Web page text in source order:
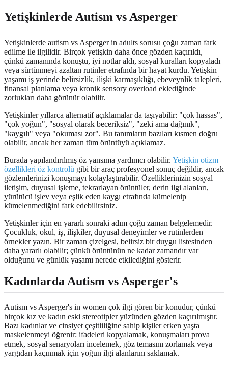
Yetişkinlerde Autism vs Asperger
Yetişkinlerde autism vs Asperger in adults sorusu çoğu zaman fark
edilme ile ilgilidir. Birçok yetişkin daha önce gözden kaçırıldı,
çünkü zamanında konuştu, iyi notlar aldı, sosyal kuralları kopyaladı
veya sürtünmeyi azaltan rutinler etrafında bir hayat kurdu. Yetişkin
yaşamı iş yerinde belirsizlik, ilişki karmaşıklığı, ebeveynlik talepleri,
finansal planlama veya kronik sensory overload eklediğinde
zorlukları daha görünür olabilir.
Yetişkinler yıllarca alternatif açıklamalar da taşıyabilir: "çok hassas",
"çok yoğun", "sosyal olarak beceriksiz", "zeki ama dağınık",
"kaygılı" veya "okuması zor". Bu tanımların bazıları kısmen doğru
olabilir, ancak her zaman tüm örüntüyü açıklamaz.
Burada yapılandırılmış öz yansıma yardımcı olabilir. Yetişkin otizm
özellikleri öz kontrolü gibi bir araç profesyonel sonuç değildir, ancak
gözlemlerinizi konuşmayı kolaylaştırabilir. Özelliklerinizin sosyal
iletişim, duyusal işleme, tekrarlayan örüntüler, derin ilgi alanları,
yürütücü işlev veya eşlik eden kaygı etrafında kümelenip
kümelenmediğini fark edebilirsiniz.
Yetişkinler için en yararlı sonraki adım çoğu zaman belgelemedir.
Çocukluk, okul, iş, ilişkiler, duyusal deneyimler ve rutinlerden
örnekler yazın. Bir zaman çizelgesi, belirsiz bir duygu listesinden
daha yararlı olabilir; çünkü örüntünün ne kadar zamandır var
olduğunu ve günlük yaşamı nerede etkilediğini gösterir.
Kadınlarda Autism vs Asperger's
Autism vs Asperger's in women çok ilgi gören bir konudur, çünkü
birçok kız ve kadın eski stereotipler yüzünden gözden kaçırılmıştır.
Bazı kadınlar ve cinsiyet çeşitliliğine sahip kişiler erken yaşta
maskelenmeyi öğrenir: ifadeleri kopyalamak, konuşmaları prova
etmek, sosyal senaryoları incelemek, göz temasını zorlamak veya
yargıdan kaçınmak için yoğun ilgi alanlarını saklamak.